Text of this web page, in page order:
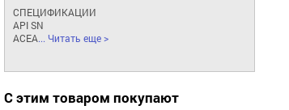
СПЕЦИФИКАЦИИ
API SN
ACEA... Читать еще >
С этим товаром покупают